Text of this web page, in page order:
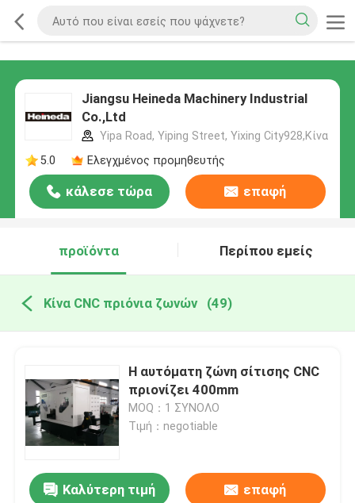
Jiangsu Heineda Machinery Industrial
Co.,Ltd
Yipa Road, Yiping Street, Yixing City928,Κίνα
5.0
Ελεγχμένος προμηθευτής
κάλεσε τώρα επαφή
προϊόντα Περίπου εμείς
Κίνα CNC πριόνια ζωνών (49)
Η αυτόματη ζώνη σίτισης CNC
πριονίζει 400mm
MOQ：1 ΣΥΝΟΛΟ
Τιμή：negotiable
Καλύτερη τιμή επαφή